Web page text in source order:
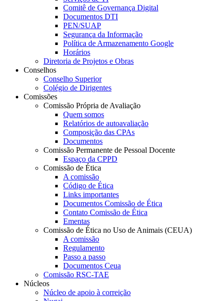
Comitê de Governança Digital
Documentos DTI
PEN/SUAP
Segurança da Informação
Política de Armazenamento Google
Horários
Diretoria de Projetos e Obras
Conselhos
Conselho Superior
Colégio de Dirigentes
Comissões
Comissão Própria de Avaliação
Quem somos
Relatórios de autoavaliação
Composição das CPAs
Documentos
Comissão Permanente de Pessoal Docente
Espaço da CPPD
Comissão de Ética
A comissão
Código de Ética
Links importantes
Documentos Comissão de Ética
Contato Comissão de Ética
Ementas
Comissão de Ética no Uso de Animais (CEUA)
A comissão
Regulamento
Passo a passo
Documentos Ceua
Comissão RSC-TAE
Núcleos
Núcleo de apoio à correição